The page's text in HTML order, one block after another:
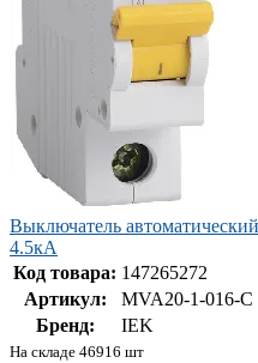
Выключатель
4.5кА
Код товара: 147265272
Артикул:
MVA20-1-016-C
Бренд:
IEK
На складе 46916 шт